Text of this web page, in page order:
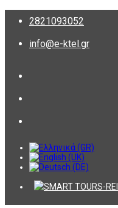
2821093052
info@e-ktel.gr